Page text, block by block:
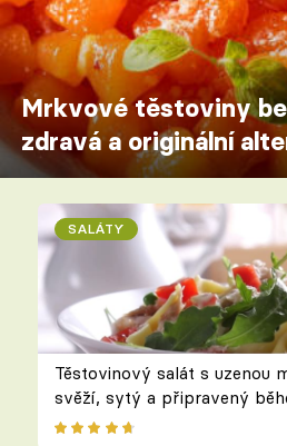
Mrkvové těstoviny
zdravá a originální
SALÁTY
Těstovinový salát s uzenou
svěží, sytý a připravený